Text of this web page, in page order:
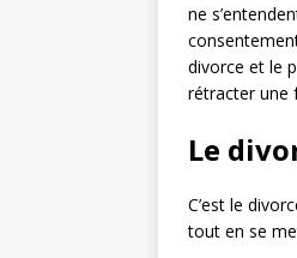
ne
divorce et le
rétracter une
Le
C’est le
tout en se